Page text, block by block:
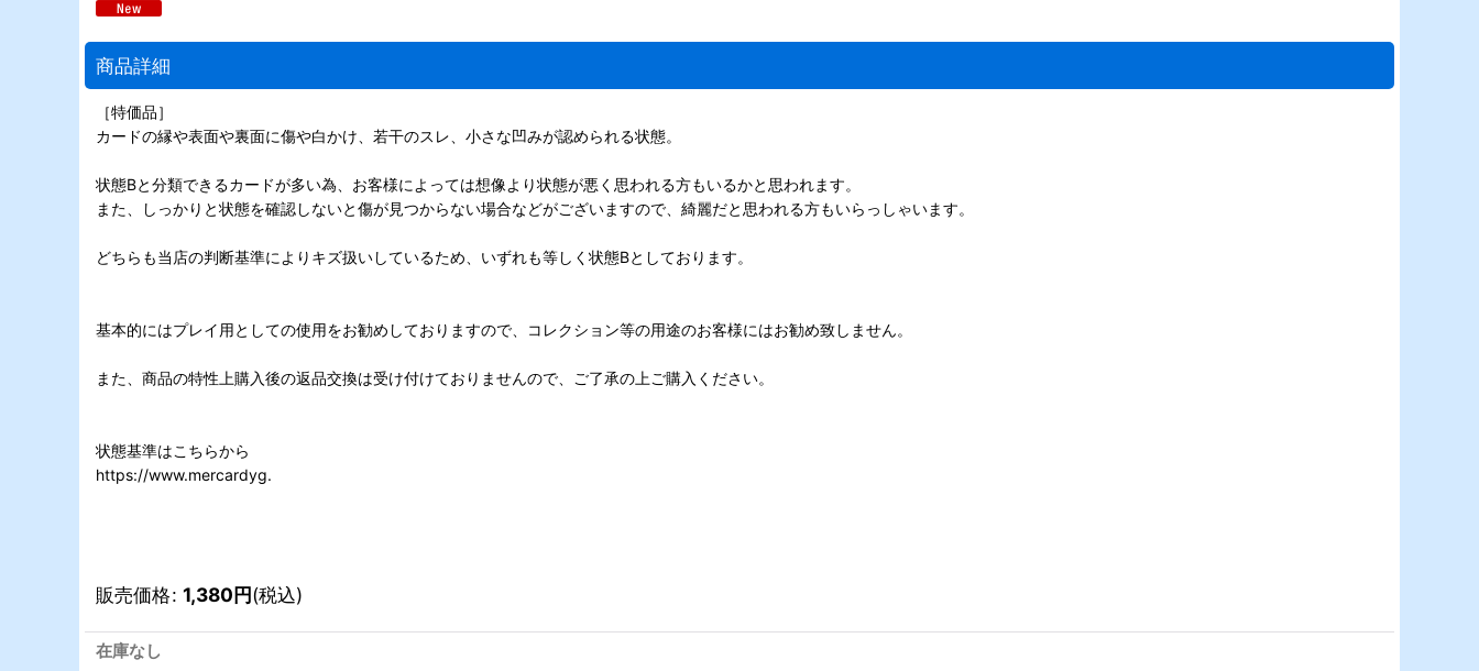
商品詳細
［特価品］
カードの縁や表面や裏面に傷や白かけ、若干のスレ、小さな凹みが認められる状態。
状態Bと分類できるカードが多い為、お客様によっては想像より状態が悪く思われる方もいるかと思われます。
また、しっかりと状態を確認しないと傷が見つからない場合などがございますので、綺麗だと思われる方もいらっしゃいます。
どちらも当店の判断基準によりキズ扱いしているため、いずれも等しく状態Bとしております。
基本的にはプレイ用としての使用をお勧めしておりますので、コレクション等の用途のお客様にはお勧め致しません。
また、商品の特性上購入後の返品交換は受け付けておりませんので、ご了承の上ご購入ください。
状態基準はこちらから
https://www.mercardyg.
販売価格: 1,380円(税込)
在庫なし